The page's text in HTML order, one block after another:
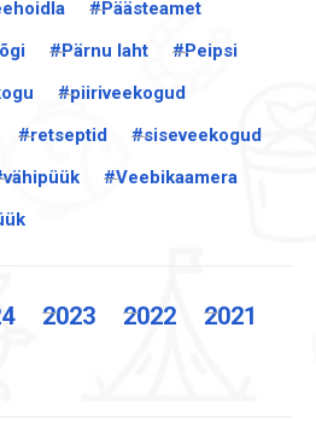
#Päästeamet
#Pärnu laht
#Peipsi
#piiriveekogud
#retseptid
#siseveekogud
#Veebikaamera
2023 2022
2021